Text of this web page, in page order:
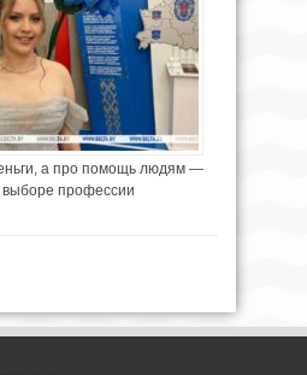
а про помощь людям —
профессии